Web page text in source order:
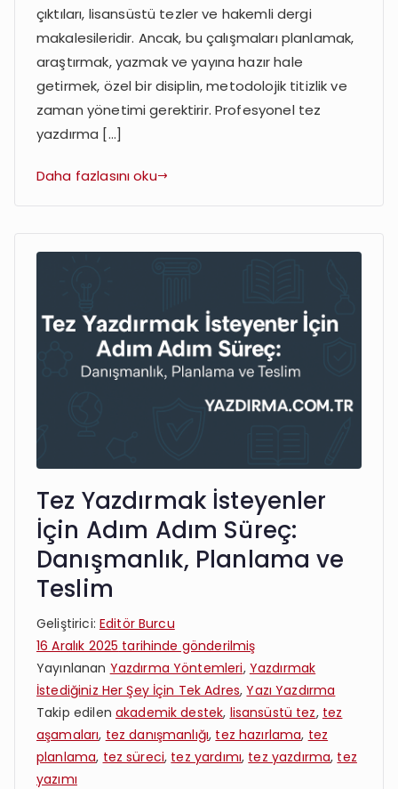
çıktıları, lisansüstü tezler ve hakemli dergi
makalesileridir. Ancak, bu çalışmaları planlamak,
araştırmak, yazmak ve yayına hazır hale
getirmek, özel bir disiplin, metodolojik titizlik ve
zaman yönetimi gerektirir. Profesyonel tez
yazdırma […]
Daha fazlasını oku
Tez Yazdırmak İsteyenler
İçin Adım Adım Süreç:
Danışmanlık, Planlama ve
Teslim
Geliştirici: Editör Burcu
16 Aralık 2025 tarihinde gönderilmiş
Yayınlanan Yazdırma Yöntemleri, Yazdırmak
İstediğiniz Her Şey İçin Tek Adres,Yazı Yazdırma
Takip edilen akademik destek, lisansüstü tez, tez
aşamaları, tez danışmanlığı, tez hazırlama, tez
planlama, tez süreci, tez yardımı, tez yazdırma, tez
yazımı